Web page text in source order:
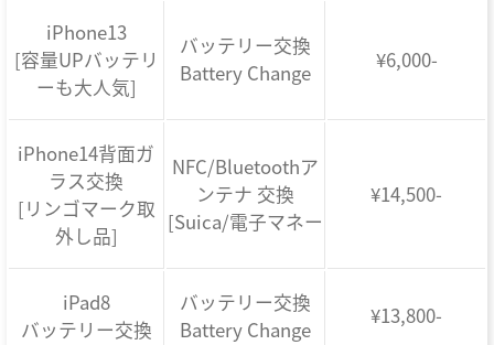
iPhone13
[容量UPバッテリ
ーも大人気]
バッテリー交換
Battery Change
¥6,000-
iPhone14背面ガ
ラス交換
[リンゴマーク取
外し品]
NFC/Bluetoothア
ンテナ 交換
[Suica/電子マネー
¥14,500-
iPad8
バッテリー交換
バッテリー交換
Battery Change
¥13,800-